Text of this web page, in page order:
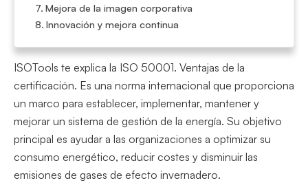
Mejora de la imagen corporativa
Innovación y mejora continua
ISOTools te explica la ISO 50001. Ventajas de la
certificación. Es una norma internacional que proporciona
un marco para establecer, implementar, mantener y
mejorar un sistema de gestión de la energía. Su objetivo
principal es ayudar a las organizaciones a optimizar su
consumo energético, reducir costes y disminuir las
emisiones de gases de efecto invernadero.